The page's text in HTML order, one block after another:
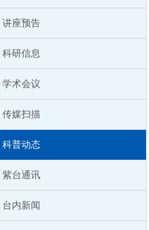
讲座预告
科研信息
学术会议
传媒扫描
科普动态
紫台通讯
台内新闻